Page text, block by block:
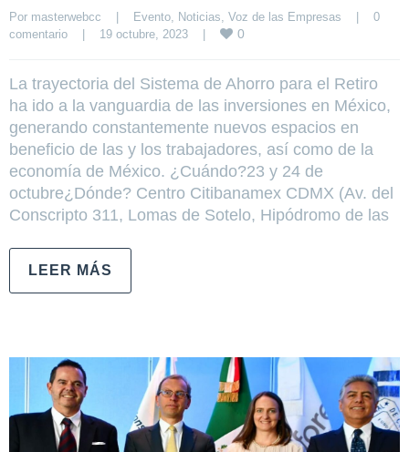
Por masterwebcc | Evento Noticias Voz de las Empresas |
0
comentario
| 19 octubre, 2023 | 0
La trayectoria del Sistema de Ahorro para el Retiro
ha ido a la vanguardia de las inversiones en México,
generando constantemente nuevos espacios en
beneficio de las y los trabajadores, así como de la
economía de México. ¿Cuándo?23 y 24 de
octubre¿Dónde? Centro Citibanamex CDMX (Av. del
Conscripto 311, Lomas de Sotelo, Hipódromo de las
LEER MÁS